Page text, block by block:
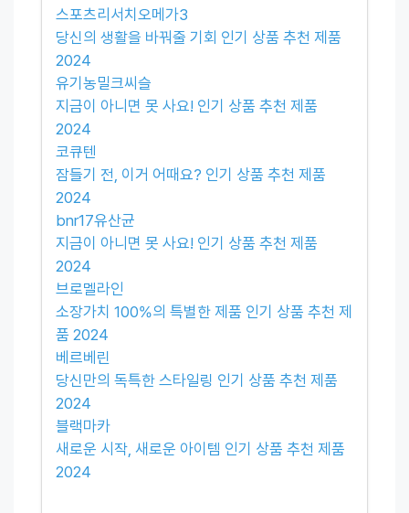
스포츠리서치오메가3
당신의 생활을 바꿔줄 기회 인기 상품 추천 제품
2024
유기농밀크씨슬
지금이 아니면 못 사요! 인기 상품 추천 제품
2024
코큐텐
잠들기 전, 이거 어때요? 인기 상품 추천 제품
2024
bnr17유산균
지금이 아니면 못 사요! 인기 상품 추천 제품
2024
브로멜라인
소장가치 100%의 특별한 제품 인기 상품 추천 제
품 2024
베르베린
당신만의 독특한 스타일링 인기 상품 추천 제품
2024
블랙마카
새로운 시작, 새로운 아이템 인기 상품 추천 제품
2024